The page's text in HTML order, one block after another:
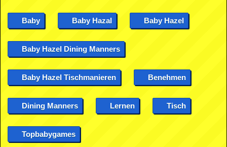
Baby Baby Hazal Baby Hazel
Baby Hazel Dining Manners
Baby Hazel Tischmanieren Benehmen
Dining Manners Lernen Tisch
Topbabygames